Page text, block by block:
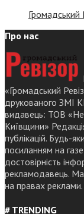
Громадський
Про нас
«Громадський
друкованого ЗМІ
видавець: ТОВ
Київщини»
публікацій. Будь-
посиланням на
достовірність
рекламодавець.
на правах реклами.
# TRENDING